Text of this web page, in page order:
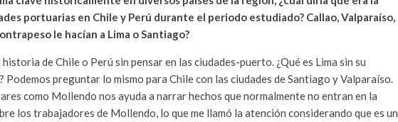
portuarias en Chile y Perú durante el periodo estudiado? Callao, Valparaíso,
le hacían a Lima o Santiago?
de Chile o Perú sin pensar en las ciudades-puerto. ¿Qué es Lima sin su
preguntar lo mismo para Chile con las ciudades de Santiago y Valparaíso.
como Mollendo nos ayuda a narrar hechos que normalmente no entran en la
los trabajadores de Mollendo, lo que me llamó la atención considerando que es un